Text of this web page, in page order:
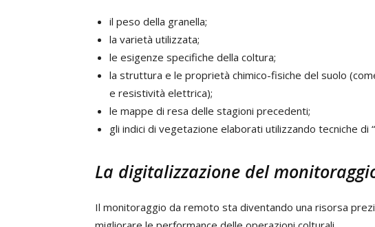
il peso della granella;
la varietà utilizzata;
le esigenze specifiche della coltura;
la struttura e le proprietà chimico-fisiche del suolo
e resistività elettrica);
le mappe di resa delle stagioni precedenti;
gli indici di vegetazione elaborati utilizzando tecniche di
La digitalizzazione del
Il monitoraggio da remoto sta diventando una risorsa